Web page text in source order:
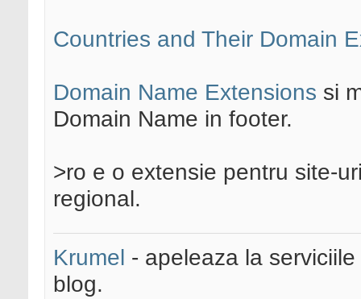
Countries and Their Domain
Domain Name Extensions si
Domain Name in footer.
>ro e o extensie pentru site-
regional.
Krumel - apeleaza la
blog.